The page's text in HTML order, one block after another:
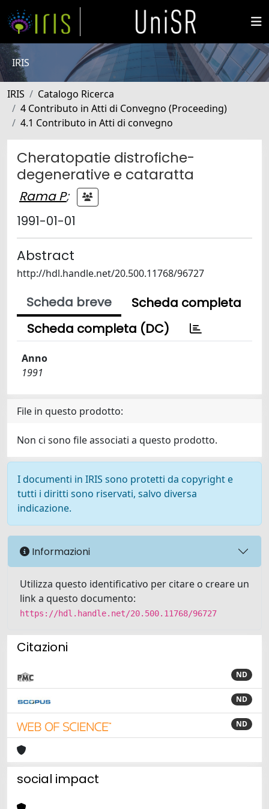
IRIS
IRIS
Catalogo Ricerca
4 Contributo in Atti di Convegno (Proceeding)
4.1 Contributo in Atti di convegno
Cheratopatie distrofiche-
degenerative e cataratta
Rama P;
1991-01-01
Abstract
http://hdl.handle.net/20.500.11768/96727
Scheda breve
Scheda completa
Scheda completa (DC)
Anno
1991
File in questo prodotto:
Non ci sono file associati a questo prodotto.
I documenti in IRIS sono protetti da copyright e
tutti i diritti sono riservati, salvo diversa
indicazione.
Informazioni
Utilizza questo identificativo per citare o creare un
link a questo documento:
https://hdl.handle.net/20.500.11768/96727
Citazioni
ND
ND
ND
social impact